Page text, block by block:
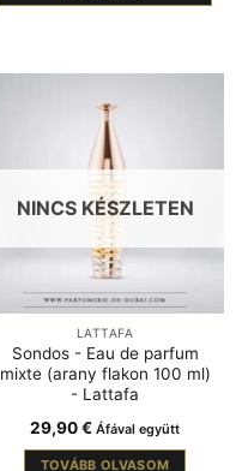
NINCS KÉSZLETEN
LATTAFA
Sondos - Eau de parfum
mixte (arany flakon 100 ml)
- Lattafa
29,90€ Áfával együtt
TOVÁBB OLVASOM